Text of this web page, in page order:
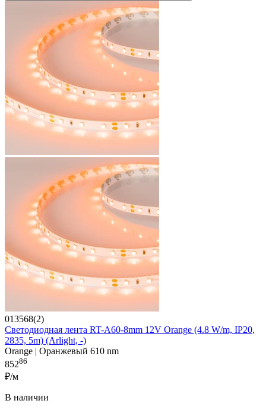
013568(2)
Светодиодная лента RT-A60-8mm 12V Orange (4.8 W/m, IP20,
2835, 5m) (Arlight, -)
Orange | Оранжевый 610 nm
85286
₽/м
В наличии